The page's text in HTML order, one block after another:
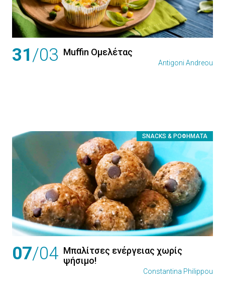
31/03 Muffin Ομελέτας
Antigoni Andreou
SNACKS & ΡΟΦΉΜΑΤΑ
07/04 Μπαλίτσες ενέργειας χωρίς
ψήσιμο!
Constantina Philippou